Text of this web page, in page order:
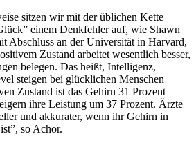
sitzen wir mit der üblichen Kette
einem Denkfehler auf, wie Shawn
Abschluss an der Universität in Harvard,
Zustand arbeitet wesentlich besser,
belegen. Das heißt, Intelligenz,
steigen bei glücklichen Menschen
Zustand ist das Gehirn 31 Prozent
ihre Leistung um 37 Prozent. Ärzte
und akkurater, wenn ihr Gehirn in
so Achor.